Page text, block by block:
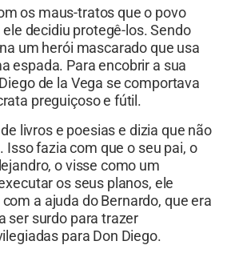
os maus-tratos que o povo
decidiu protegê-los. Sendo
um herói mascarado que usa
espada. Para encobrir a sua
de la Vega se comportava
preguiçoso e fútil.
livros e poesias e dizia que não
Isso fazia com que o seu pai, o
o visse como um
os seus planos, ele
a ajuda do Bernardo, que era
ser surdo para trazer
para Don Diego.